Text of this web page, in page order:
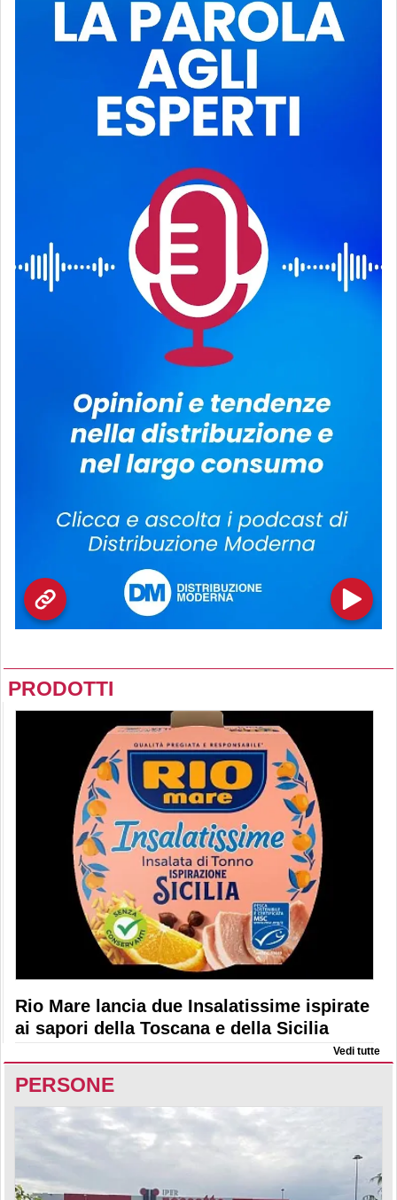
PRODOTTI
Rio Mare lancia due Insalatissime ispirate
ai sapori della Toscana e della Sicilia
Vedi tutte
PERSONE